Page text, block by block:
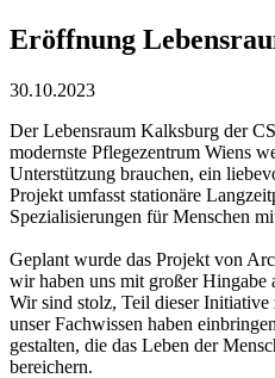
Eröffnung
30.10.2023
Der Lebensraum Kalksburg der
modernste Pflegezentrum Wiens
Unterstützung brauchen, ein
Projekt umfasst stationäre
Spezialisierungen für Menschen
Geplant wurde das Projekt von
wir haben uns mit großer Hingabe
Wir sind stolz, Teil dieser Initiative
unser Fachwissen haben
gestalten, die das Leben der
bereichern.